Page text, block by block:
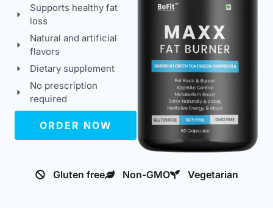
Supports healthy fat
loss
Natural and artificial
flavors
Dietary supplement
No prescription
required
ORDER NOW
Gluten free Non-GMO Vegetarian